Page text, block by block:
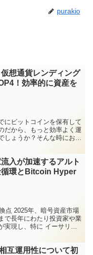
purakio
仮想通貨レンディング
！効率的に資産を
にビットコインを保有して
だから、もっと効率よく運
しょうか？そんな時におす
入が加速するアルト
循環とBitcoin Hyper
点 2025年、暗号資産市場
で長年にわたり投資家や業
実現し、特に イーサリア
互運用性について初